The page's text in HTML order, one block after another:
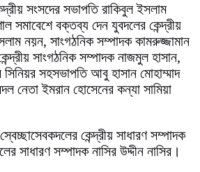
সংসদের সভাপতি রাকিবুল ইসলাম
সমাবেশে বক্তব্য দেন যুবদলের কেন্দ্রীয়
নয়ন, সাংগঠনিক সম্পাদক কামরুজ্জামান
সাংগঠনিক সম্পাদক নাজমুল হাসান,
সিনিয়র সহসভাপতি আবু হাসান মোহাম্মাদ
নেতা ইমরান হোসেনের কন্যা সামিয়া
কেন্দ্রীয় সাধারণ সম্পাদক
সাধারণ সম্পাদক নাসির উদ্দীন নাসির।